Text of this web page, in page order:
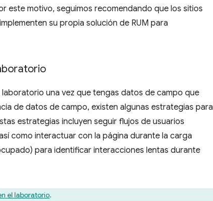
este motivo, seguimos recomendando que los sitios
su propia solución de RUM para
una vez que tengas datos de campo que
de datos de campo, existen algunas estrategias para
estrategias incluyen seguir flujos de usuarios
como interactuar con la página durante la carga
para identificar interacciones lentas durante
el laboratorio.